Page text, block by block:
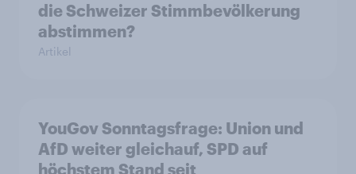
die Schweizer Stimmbevölkerung
abstimmen?
Artikel
YouGov Sonntagsfrage: Union und
AfD weiter gleichauf, SPD auf
höchstem Stand seit